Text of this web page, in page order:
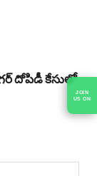
JOIN
US ON
దోపిడీ కేసులో